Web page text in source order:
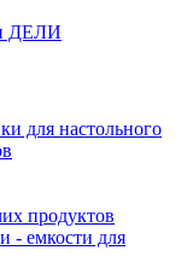
ДЕЛИ
для настольного
продуктов
- емкости для